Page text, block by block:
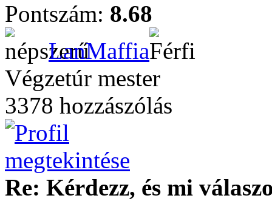
Pontszám: 8.68
LanMaffia
Végzetúr mester
3378 hozzászólás
Re: Kérdezz, és mi